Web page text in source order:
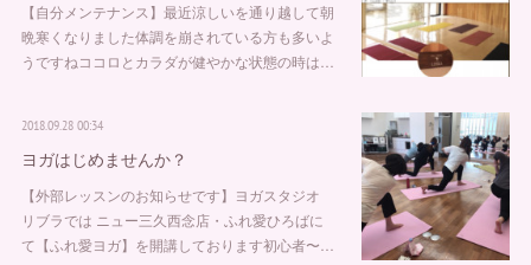
【自分メンテナンス】最近涼しいを通り越して朝
晩寒くなりました体調を崩されている方も多いよ
うですねココロとカラダが健やかな状態の時は…
2018.09.28 00:34
ヨガはじめませんか？
【外部レッスンのお知らせです】ヨガスタジオ
リブラでは ニュー三久西念店・ふれ愛ひろばに
て【ふれ愛ヨガ】を開講しております初心者〜…